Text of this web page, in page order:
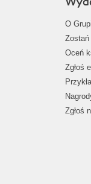
O
Oceń
Zgłoś
Zgłoś